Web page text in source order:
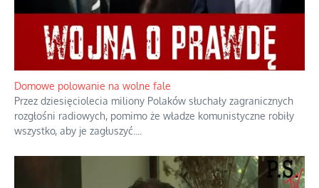
Domowe polowanie na wolne fale
Przez dziesięciolecia miliony Polaków słuchały zagranicznych
rozgłośni radiowych, pomimo że władze komunistyczne robiły
wszystko, aby je zagłuszyć.